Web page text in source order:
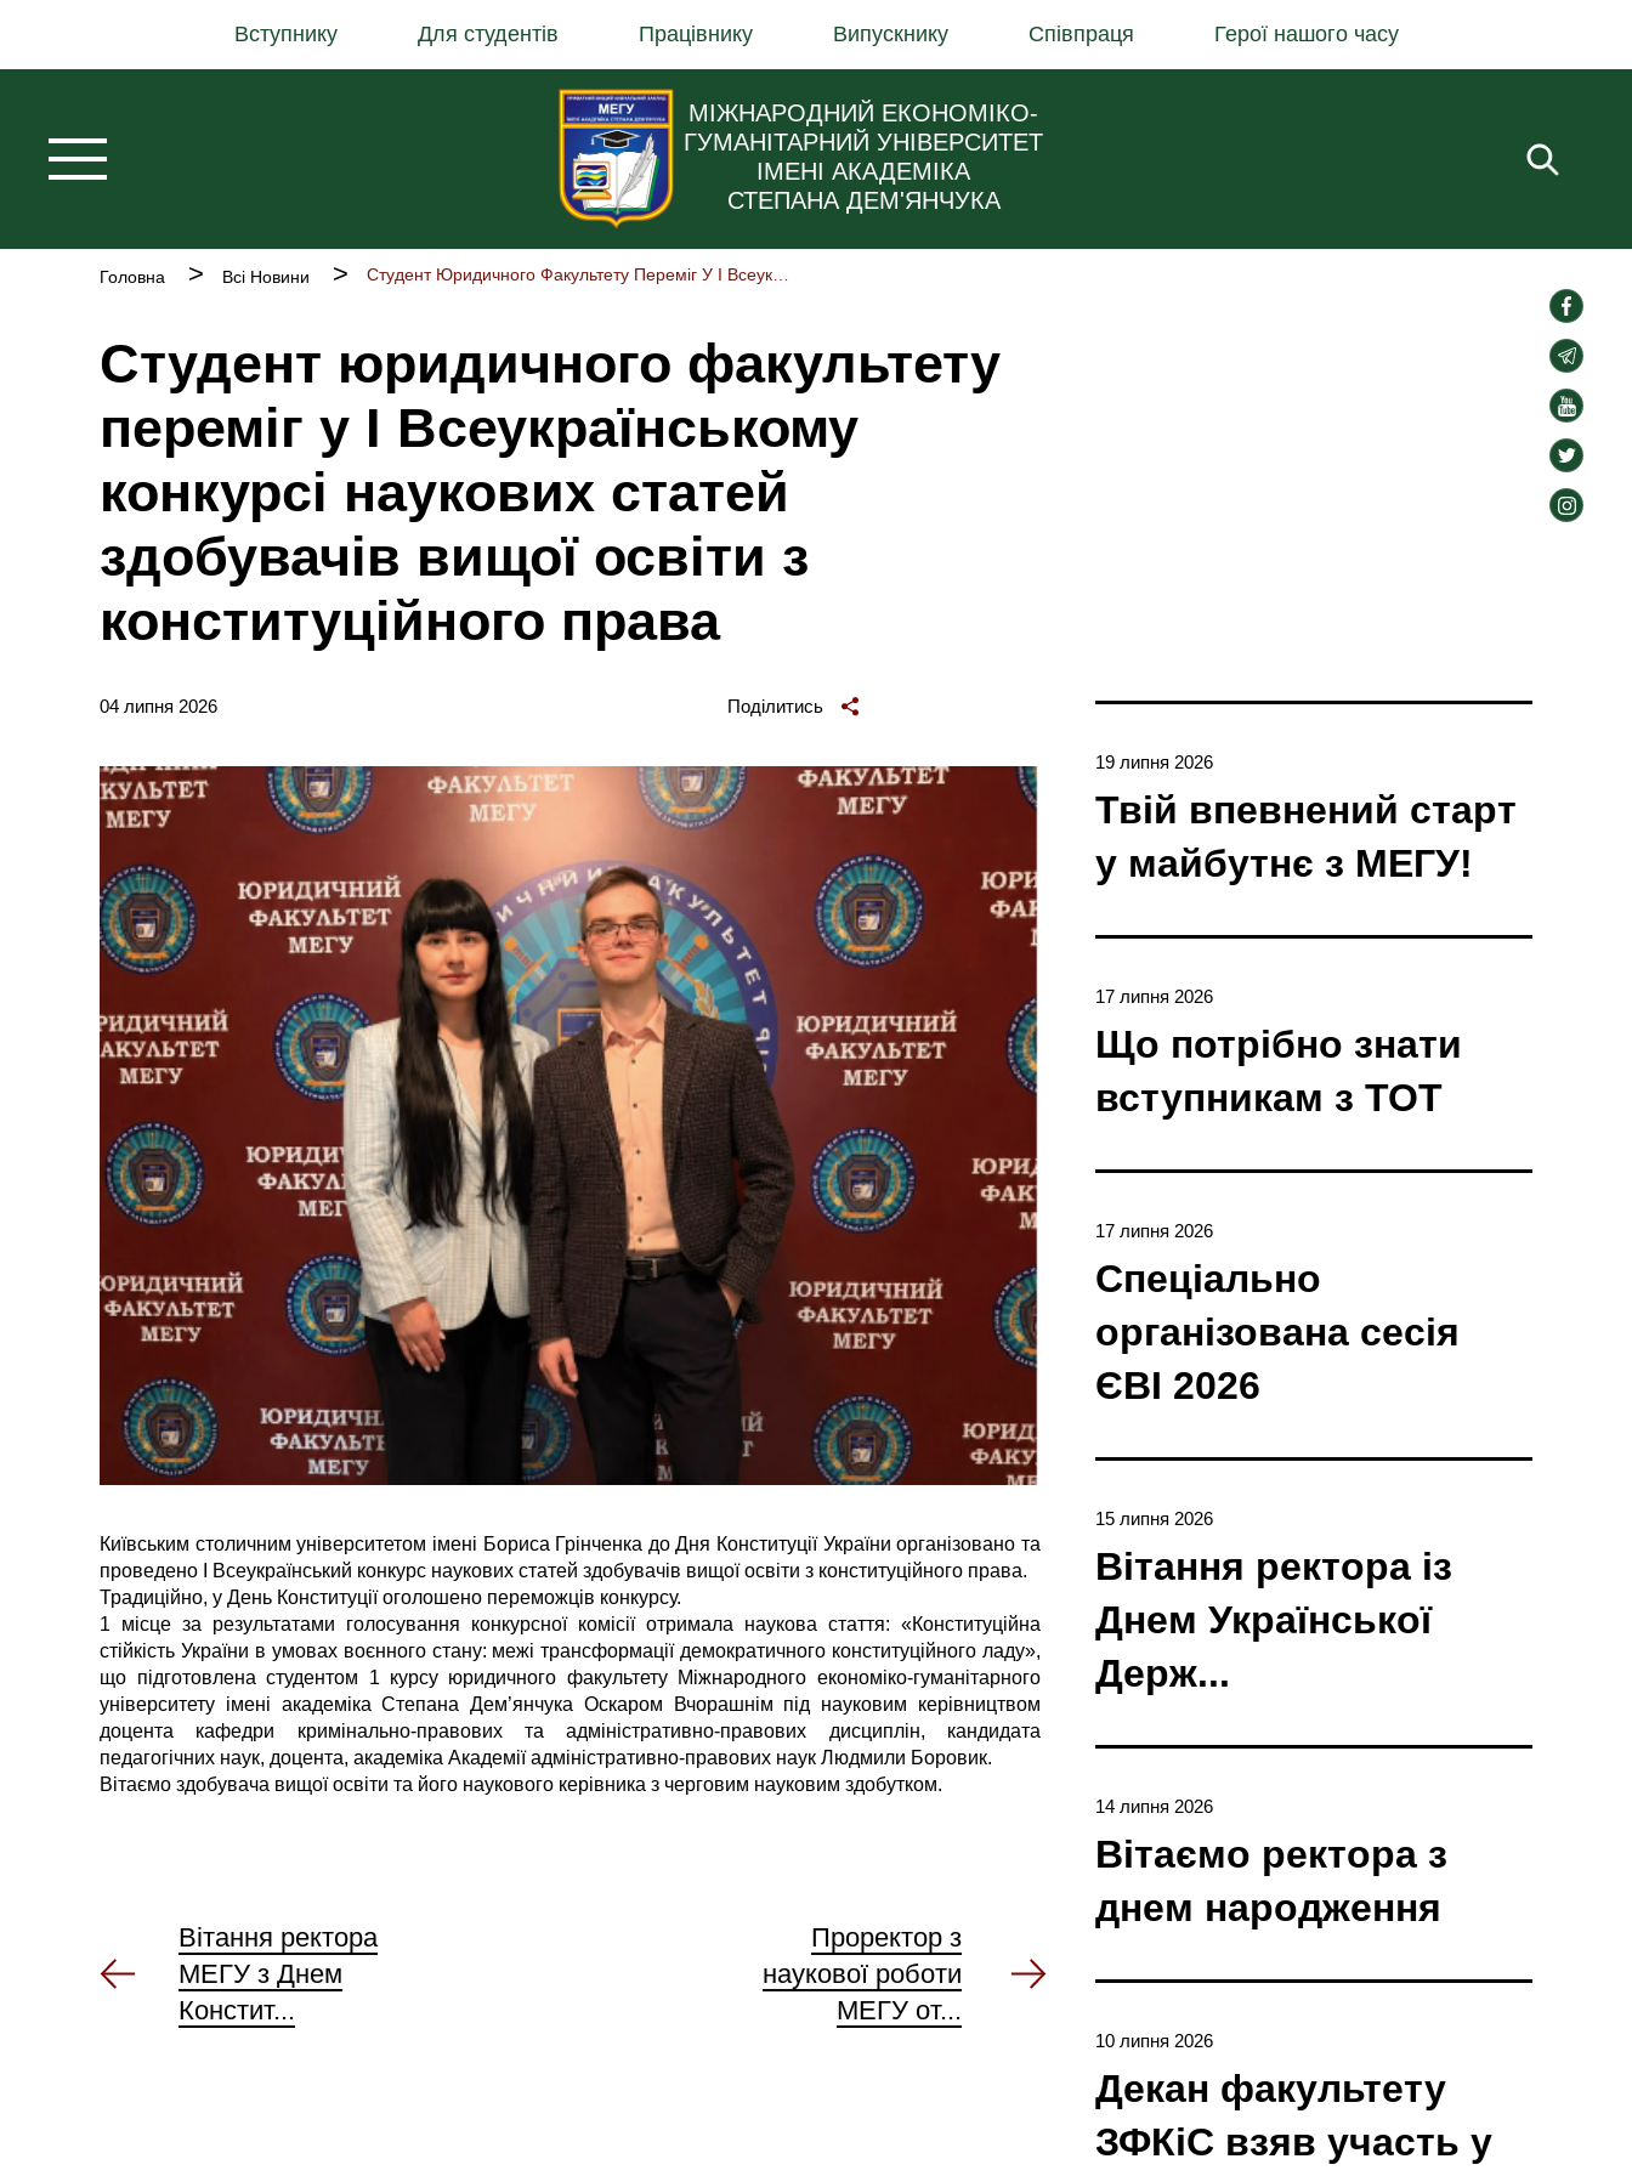
основного
Вступнику Для студентів Працівнику Випускнику Співпраця Герої нашого часу
МІЖНАРОДНИЙ ЕКОНОМІКО-
ГУМАНІТАРНИЙ УНІВЕРСИТЕТ
ІМЕНІ АКАДЕМІКА
СТЕПАНА ДЕМ'ЯНЧУКА
Рядок
Головна Всі Новини Студент Юридичного Факультету Переміг У І Всеукраїнському Конкурсі Наукових Статей Здобувачів Вищої Освіти З Конституційного Права
Студент юридичного факультету
переміг у І Всеукраїнському
конкурсі наукових статей
здобувачів вищої освіти з
конституційного права
04 липня 2026 Поділитись
Київським столичним університетом імені Бориса Грінченка до Дня Конституції України організовано та
проведено І Всеукраїнський конкурс наукових статей здобувачів вищої освіти з конституційного права.
Традиційно, у День Конституції оголошено переможців конкурсу.
1 місце за результатами голосування конкурсної комісії отримала наукова стаття: «Конституційна
стійкість України в умовах воєнного стану: межі трансформації демократичного конституційного ладу»,
що підготовлена студентом 1 курсу юридичного факультету Міжнародного економіко-гуманітарного
університету імені академіка Степана Дем’янчука Оскаром Вчорашнім під науковим керівництвом
доцента кафедри кримінально-правових та адміністративно-правових дисциплін, кандидата
педагогічних наук, доцента, академіка Академії адміністративно-правових наук Людмили Боровик.
Вітаємо здобувача вищої освіти та його наукового керівника з черговим науковим здобутком.
Вітання ректора
МЕГУ з Днем
Констит...
Проректор з
наукової роботи
МЕГУ от...
social-
links
social-
links
social-
links
social-
links
social-
19 липня 2026
Твій впевнений старт
у майбутнє з МЕГУ!
17 липня 2026
Що потрібно знати
вступникам з ТОТ
17 липня 2026
Спеціально
організована сесія
ЄBI 2026
15 липня 2026
Вітання ректора із
Днем Української
Держ...
14 липня 2026
Вітаємо ректора з
днем народження
10 липня 2026
Декан факультету
ЗФКіС взяв участь у